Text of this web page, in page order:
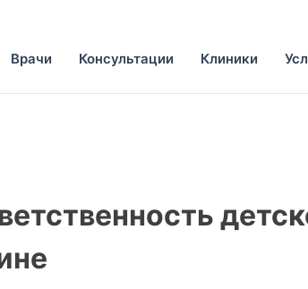
Врачи Консультации Клиники